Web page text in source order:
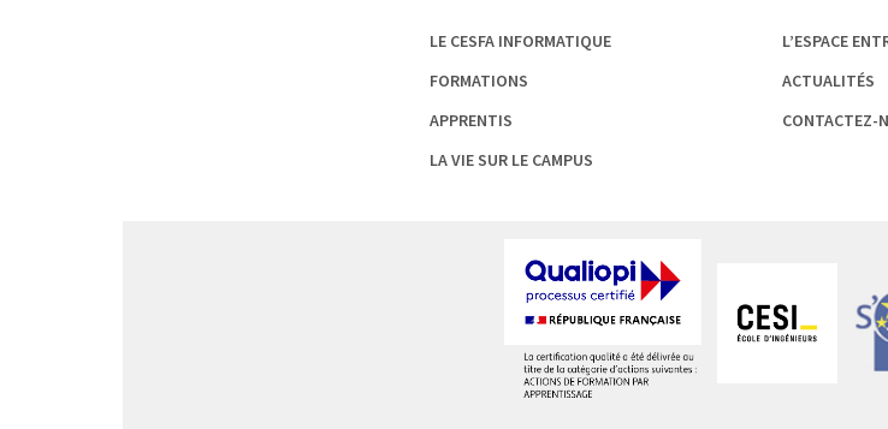
LE CESFA INFORMATIQUE
FORMATIONS
APPRENTIS
LA VIE SUR LE CAMPUS
L’ESPACE
ACTUALITÉS
CONTACTEZ-